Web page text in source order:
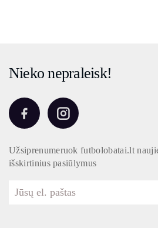
Nieko nepraleisk!
Užsiprenumeruok futbolobatai.lt
išskirtinius pasiūlymus